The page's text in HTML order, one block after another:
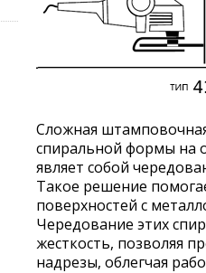
Сложная
спиральной формы на
являет собой
Такое решение
поверхностей с
Чередование этих
жесткость, позволяя
надрезы, облегчая